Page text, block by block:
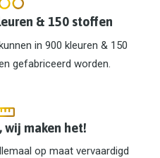
& 150 stoffen
in 900 kleuren & 150
gefabriceerd worden.
wij maken het!
op maat vervaardigd